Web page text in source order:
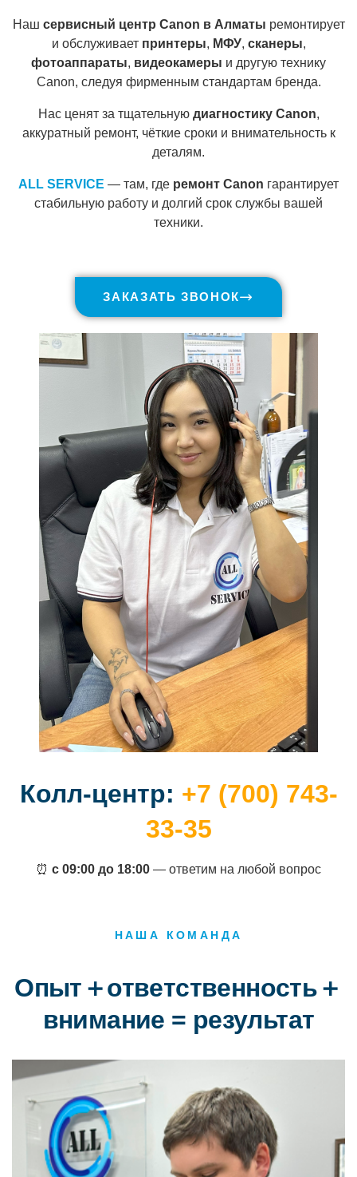
Наш сервисный центр Canon в Алматы ремонтирует
и обслуживает принтеры, МФУ, сканеры,
фотоаппараты, видеокамеры и другую технику
Canon, следуя фирменным стандартам бренда.
Нас ценят за тщательную диагностику Canon,
аккуратный ремонт, чёткие сроки и внимательность к
деталям.
ALL SERVICE — там, где ремонт Canon гарантирует
стабильную работу и долгий срок службы вашей
техники.
ЗАКАЗАТЬ ЗВОНОК
Колл-центр: +7 (700) 743-
33-35
⏰ с 09:00 до 18:00 — ответим на любой вопрос
НАША КОМАНДА
Опыт＋ответственность＋
внимание = результат